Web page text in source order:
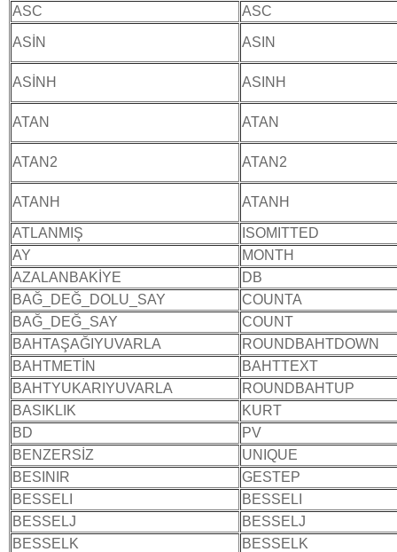
ASC ASC
ASİN ASIN
ASİNH ASINH
ATAN ATAN
ATAN2 ATAN2
ATANH ATANH
ATLANMIŞ
ISOMITTED
AY
MONTH
AZALANBAKİYE
DB
BAĞ_DEĞ_DOLU_SAY
COUNTA
BAĞ_DEĞ_SAY
COUNT
BAHTAŞAĞIYUVARLA
ROUNDBAHTDOWN
BAHTMETİN
BAHTTEXT
BAHTYUKARIYUVARLA
ROUNDBAHTUP
BASIKLIK
KURT
BD
PV
BENZERSİZ
UNIQUE
BESINIR
GESTEP
BESSELI
BESSELI
BESSELJ
BESSELJ
BESSELK
BESSELK